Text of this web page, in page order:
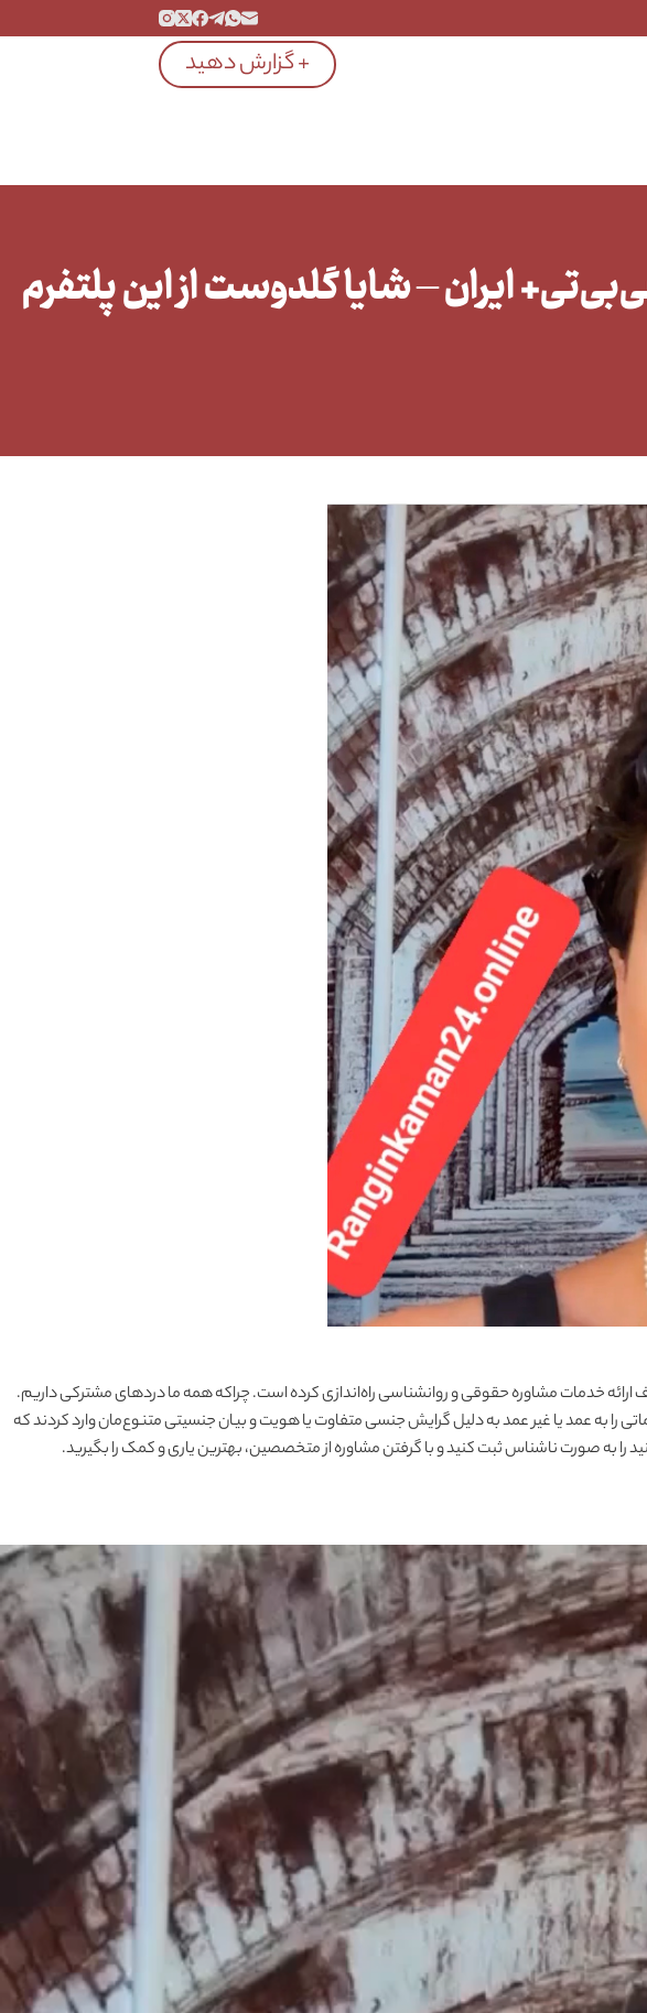
+ گزارش دهید
ایران – شایا گلدوست از این پلتفرم
ارائه خدمات مشاوره حقوقی و روانشناسی راه‌اندازی کرده است. چراکه همه ما دردهای مشترکی داریم.
به عمد یا غیر عمد به دلیل گرایش جنسی متفاوت یا هویت و بیان جنسیتی متنوع‌مان وارد کردند که
به صورت ناشناس ثبت کنید و با گرفتن مشاوره از متخصصین، بهترین یاری و کمک را بگیرید.